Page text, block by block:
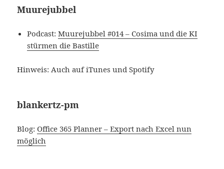
Muurejubbel
Podcast:Muurejubbel #014 – Cosima und die KI
stürmen die Bastille
Hinweis: Auch auf iTunes und Spotify
blankertz-pm
Blog:Office 365 Planner – Export nach Excel nun
möglich